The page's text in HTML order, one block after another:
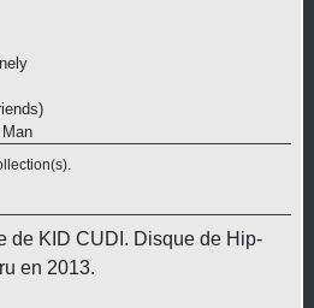
de KID CUDI. Disque de Hip-
en 2013.